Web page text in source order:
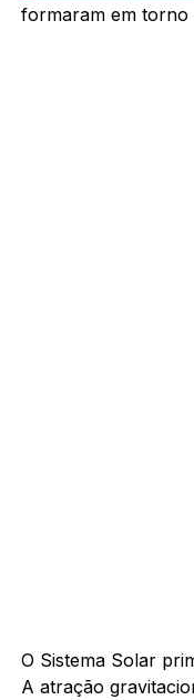
formaram em torno
O Sistema Solar
A atração